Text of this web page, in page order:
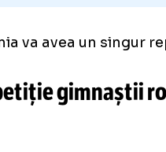
va avea un singur
gimnaștii